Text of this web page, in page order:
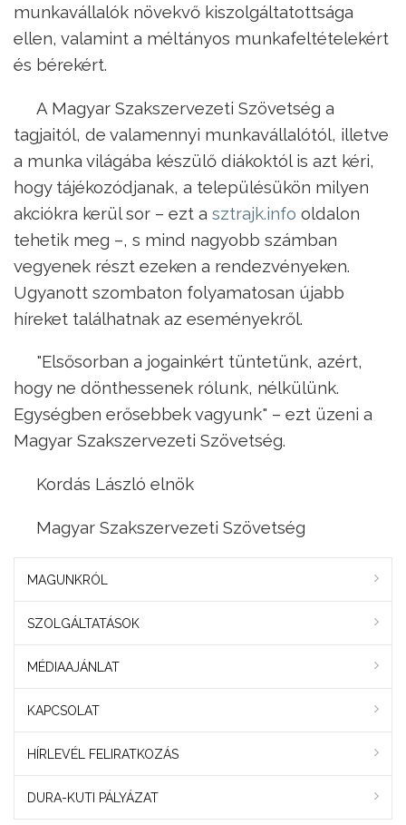
munkavállalók növekvő kiszolgáltatottsága
ellen, valamint a méltányos munkafeltételekért
és bérekért.
A Magyar Szakszervezeti Szövetség a
tagjaitól, de valamennyi munkavállalótól, illetve
a munka világába készülő diákoktól is azt kéri,
hogy tájékozódjanak, a településükön milyen
akciókra kerül sor – ezt a sztrajk.info oldalon
tehetik meg –, s mind nagyobb számban
vegyenek részt ezeken a rendezvényeken.
Ugyanott szombaton folyamatosan újabb
híreket találhatnak az eseményekről.
"Elsősorban a jogainkért tüntetünk, azért,
hogy ne dönthessenek rólunk, nélkülünk.
Egységben erősebbek vagyunk" – ezt üzeni a
Magyar Szakszervezeti Szövetség.
Kordás László elnök
Magyar Szakszervezeti Szövetség
MAGUNKRÓL
SZOLGÁLTATÁSOK
MÉDIAAJÁNLAT
KAPCSOLAT
HÍRLEVÉL FELIRATKOZÁS
DURA-KUTI PÁLYÁZAT